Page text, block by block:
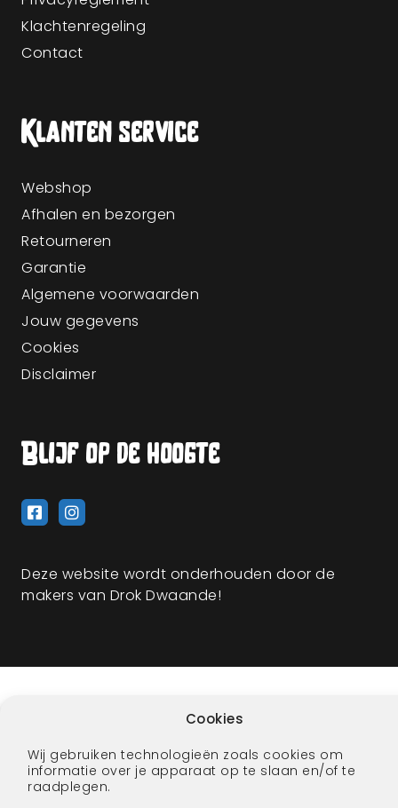
Cookies
Wij gebruiken technologieën zoals cookies om
informatie over je apparaat op te slaan en/of te
raadplegen.
Klachtenregeling
Contact
Klanten service
Webshop
Afhalen en bezorgen
Retourneren
Garantie
Algemene voorwaarden
Jouw gegevens
Cookies
Disclaimer
Blijf op de hoogte
Deze website wordt onderhouden door de
makers van Drok Dwaande!